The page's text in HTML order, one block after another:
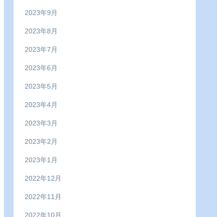
2023年9月
2023年8月
2023年7月
2023年6月
2023年5月
2023年4月
2023年3月
2023年2月
2023年1月
2022年12月
2022年11月
2022年10月